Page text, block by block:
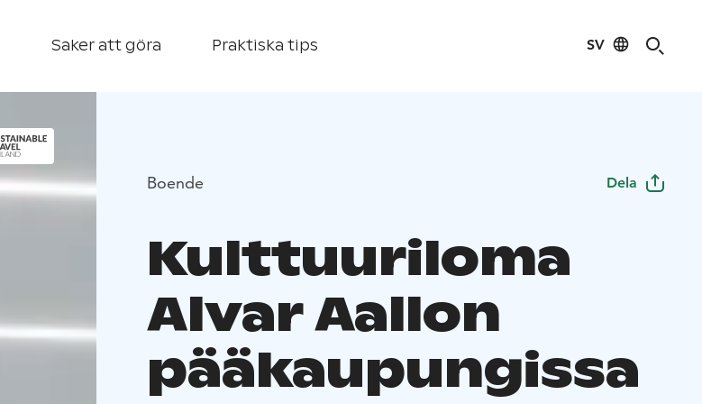
Saker att göra Praktiska tips SV
Boende Dela
Kulttuuriloma
Alvar Aallon
pääkaupungissa